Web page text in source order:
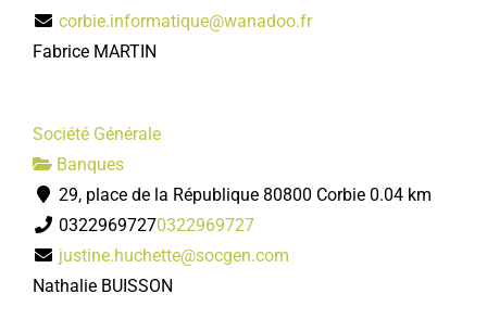
corbie.informatique@wanadoo.fr
Fabrice MARTIN
Société Générale
Banques
29, place de la République 80800 Corbie 0.04 km
03229697270322969727
justine.huchette@socgen.com
Nathalie BUISSON